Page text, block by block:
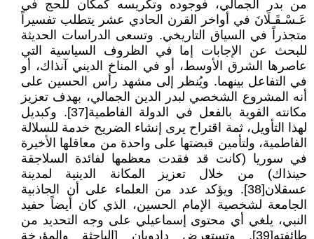
من بدر الجمالي، فوجوده وتكريسه كمكان للحج في
عَـسْـقَـلَانَ في أواخر القرن الحادي عشر يتطلب تفسيراً
متجذراً في السياق التاريخي. وتسعى الدراسات الحديثة
للبحث عن الإجابات إما في الظروف السياسية التي
عاصرها الشرق الأوسط، أو في المناخ الديني آنذاك، أو
في التفاعل بينهما. ويُنظر إلى مشهد رأس الحسين على
أنه المشروع الشخصي لبدر الدين الجمالي، بهدف تعزيز
مكانته القوية بالفعل في الدولة الفاطمية[37]. وكبديل
لهذا التأويل، ثمة اقتراح يرى إنشاء الضريح خدمة للسلالة
الفاطمية، ولتأمين قبضتها على واحدة من معاقلها الأخيرة
في سوريا (كانت قد فقدت معظمها لفائدة السلاجقة
حينذاك) من خلال تعزيز المكانة الدينية لمدينة
عسقلان[38]. ويؤكد عدد من العلماء على أن الجاذبية
الجامعة لشخصية الإمام الحسين، الذي كان أيضاً حفيد
النبي، يلغي أي محتوى إسماعيلي على وجه التحديد من
طائفته[39]. وتستعرض دادويان [الباحثة والمؤرخة